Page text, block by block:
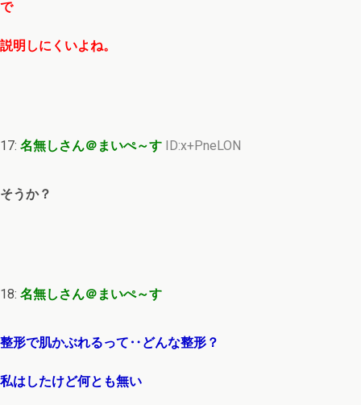
で
説明しにくいよね。
17: 名無しさん＠まいぺ～す ID:x+PneLON
そうか？
18: 名無しさん＠まいぺ～す
整形で肌かぶれるって‥どんな整形？
私はしたけど何とも無い